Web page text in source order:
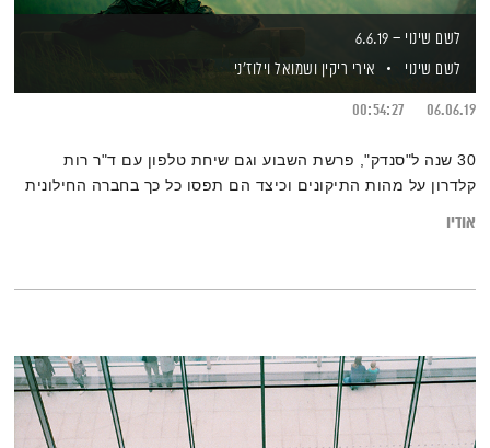
לשם שינוי – 6.6.19
לשם שינוי
אירי ריקין ושמואל וילוז'ני
06.06.19
00:54:27
30 שנה ל"סנדק", פרשת השבוע וגם שיחת טלפון עם ד"ר רות
קלדרון על מהות התיקונים וכיצד הם תפסו כל כך בחברה החילונית
אודיו